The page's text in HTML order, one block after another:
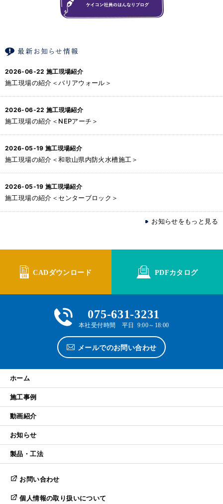
2026-06-22 施工現場紹介
施工現場の紹介＜バリアウォール＞
2026-06-22 施工現場紹介
施工現場の紹介＜NEPアーチ＞
2026-05-19 施工現場紹介
施工現場の紹介＜和歌山県内防火水槽施工＞
2026-05-19 施工現場紹介
施工現場の紹介＜センターブロック＞
お知らせをもっと見る
CADダウンロード PDFカタログ
075-631-3231
本社受付時間 平日 9:00～18:00
メールでのお問い合わせ
ホーム
施工事例
動画紹介
お知らせ
製品・工法
お問い合わせ
個人情報の取り扱いについて